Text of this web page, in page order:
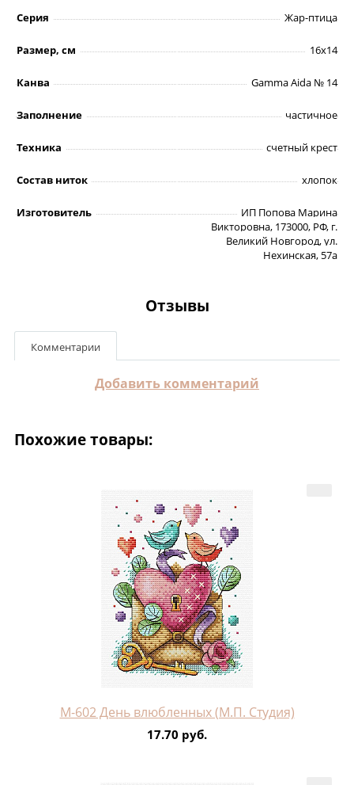
Серия Жар-птица
Размер, см 16х14
Канва Gamma Aida № 14
Заполнение частичное
Техника счетный крест
Состав ниток хлопок
Изготовитель
ИП Попова Марина
Викторовна, 173000, РФ, г.
Великий Новгород, ул.
Нехинская, 57а
Отзывы
Комментарии
Добавить комментарий
Похожие товары:
М-602 День влюбленных (М.П. Студия)
17.70 руб.